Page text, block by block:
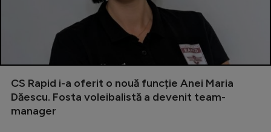
CS Rapid i-a oferit o nouă funcție Anei Maria
Dăescu. Fosta voleibalistă a devenit team-
manager